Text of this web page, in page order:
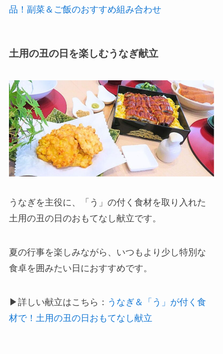
品！副菜＆ご飯のおすすめ組み合わせ
土用の丑の日を楽しむうなぎ献立
うなぎを主役に、「う」の付く食材を取り入れた
土用の丑の日のおもてなし献立です。
夏の行事を楽しみながら、いつもより少し特別な
食卓を囲みたい日におすすめです。
▶詳しい献立はこちら： うなぎ＆「う」が付く食
材で！土用の丑の日おもてなし献立